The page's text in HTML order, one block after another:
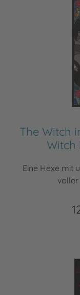
The Witch
Witch
Eine Hexe mit
voller